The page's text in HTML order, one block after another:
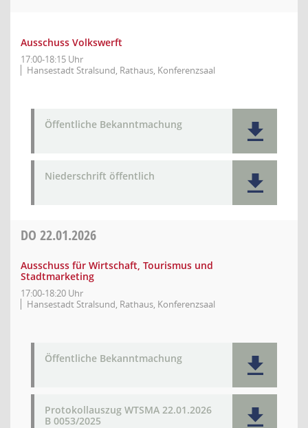
Ausschuss Volkswerft
17:00-18:15 Uhr
Hansestadt Stralsund, Rathaus, Konferenzsaal
Öffentliche Bekanntmachung
Niederschrift öffentlich
DO 22.01.2026
Ausschuss für Wirtschaft, Tourismus und
Stadtmarketing
17:00-18:20 Uhr
Hansestadt Stralsund, Rathaus, Konferenzsaal
Öffentliche Bekanntmachung
Protokollauszug WTSMA 22.01.2026
B 0053/2025